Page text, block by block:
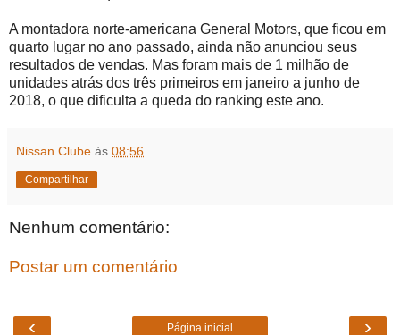
A montadora norte-americana General Motors, que ficou em
quarto lugar no ano passado, ainda não anunciou seus
resultados de vendas. Mas foram mais de 1 milhão de
unidades atrás dos três primeiros em janeiro a junho de
2018, o que dificulta a queda do ranking este ano.
Nissan Clube às 08:56
Compartilhar
Nenhum comentário:
Postar um comentário
‹ ›
Página inicial